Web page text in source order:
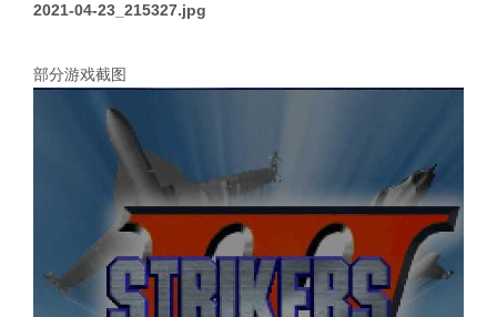
2021-04-23_215327.jpg
部分游戏截图